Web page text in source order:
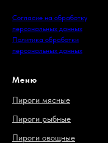
Согласие на обработку
персональных данных
Политика обработки
персональных данных
Меню
Пироги мясные
Пироги рыбные
Пироги овощные